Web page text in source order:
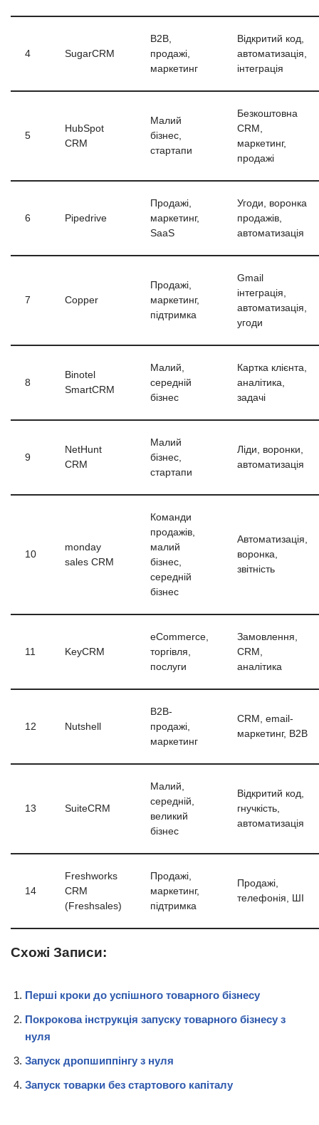
4 SugarCRM
B2B,
продажі,
маркетинг
Відкритий код,
автоматизація,
інтеграція
5
HubSpot
CRM
Малий
бізнес,
стартапи
Безкоштовна
CRM,
маркетинг,
продажі
6 Pipedrive
Продажі,
маркетинг,
SaaS
Угоди, воронка
продажів,
автоматизація
7 Copper
Продажі,
маркетинг,
підтримка
Gmail
інтеграція,
автоматизація,
угоди
8
Binotel
SmartCRM
Малий,
середній
бізнес
Картка клієнта,
аналітика,
задачі
9
NetHunt
CRM
Малий
бізнес,
стартапи
Ліди, воронки,
автоматизація
10
monday
sales CRM
Команди
продажів,
малий
бізнес,
середній
бізнес
Автоматизація,
воронка,
звітність
11 KeyCRM
eCommerce,
торгівля,
послуги
Замовлення,
CRM,
аналітика
12 Nutshell
B2B-
продажі,
маркетинг
CRM, email-
маркетинг, B2B
13 SuiteCRM
Малий,
середній,
великий
бізнес
Відкритий код,
гнучкість,
автоматизація
14
Freshworks
CRM
(Freshsales)
Продажі,
маркетинг,
підтримка
Продажі,
телефонія, ШІ
Схожі Записи:
Перші кроки до успішного товарного бізнесу
Покрокова інструкція запуску товарного бізнесу з
нуля
Запуск дропшиппінгу з нуля
Запуск товарки без стартового капіталу